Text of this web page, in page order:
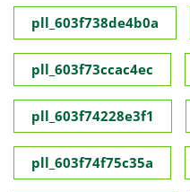
pll_603f738de4b0a
pll_603f73ccac4ec
pll_603f74228e3f1
pll_603f74f75c35a